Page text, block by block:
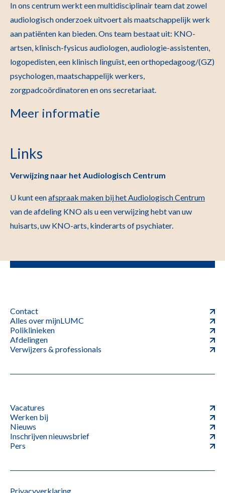
In ons centrum werkt een multidisciplinair team dat zowel
audiologisch onderzoek uitvoert als maatschappelijk werk
aan patiënten kan bieden. Ons team bestaat uit: KNO-
artsen, klinisch-fysicus audiologen, audiologie-assistenten,
logopedisten, een klinisch linguïst, een orthopedagoog/(GZ)
psychologen, maatschappelijk werkers,
zorgpadcoördinatoren en ons secretariaat.
Meer informatie
Links
Verwijzing naar het Audiologisch Centrum
U kunt eenafspraak maken bij het Audiologisch Centrum
van de afdeling KNO als u een verwijzing hebt van uw
huisarts, uw KNO-arts, kin­derarts of psychiater.
Contact
Alles over mijnLUMC
Poliklinieken
Afdelingen
Verwijzers & professionals
Vacatures
Werken bij
Nieuws
Inschrijven nieuwsbrief
Pers
Privacyverklaring